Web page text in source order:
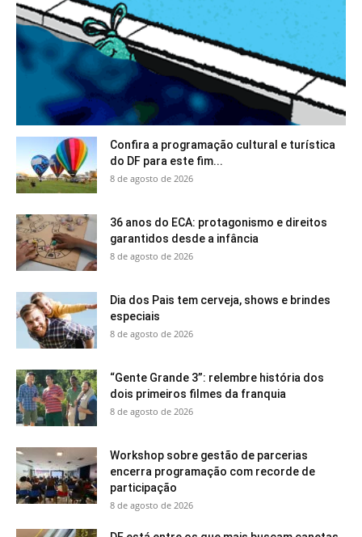
Confira a programação cultural e turística
do DF para este fim...
8 de agosto de 2026
36 anos do ECA: protagonismo e direitos
garantidos desde a infância
8 de agosto de 2026
Dia dos Pais tem cerveja, shows e brindes
especiais
8 de agosto de 2026
“Gente Grande 3”: relembre história dos
dois primeiros filmes da franquia
8 de agosto de 2026
Workshop sobre gestão de parcerias
encerra programação com recorde de
participação
8 de agosto de 2026